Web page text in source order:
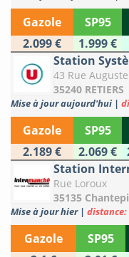
Gazole SP95
2.099 €
1.999 €
Station
43 Rue
35240 RETIERS
Mise à jour aujourd'hui |
Gazole SP95
2.189 €
2.069 €
Station
Rue Loroux
35135
Mise à jour hier | distance:
Gazole SP95